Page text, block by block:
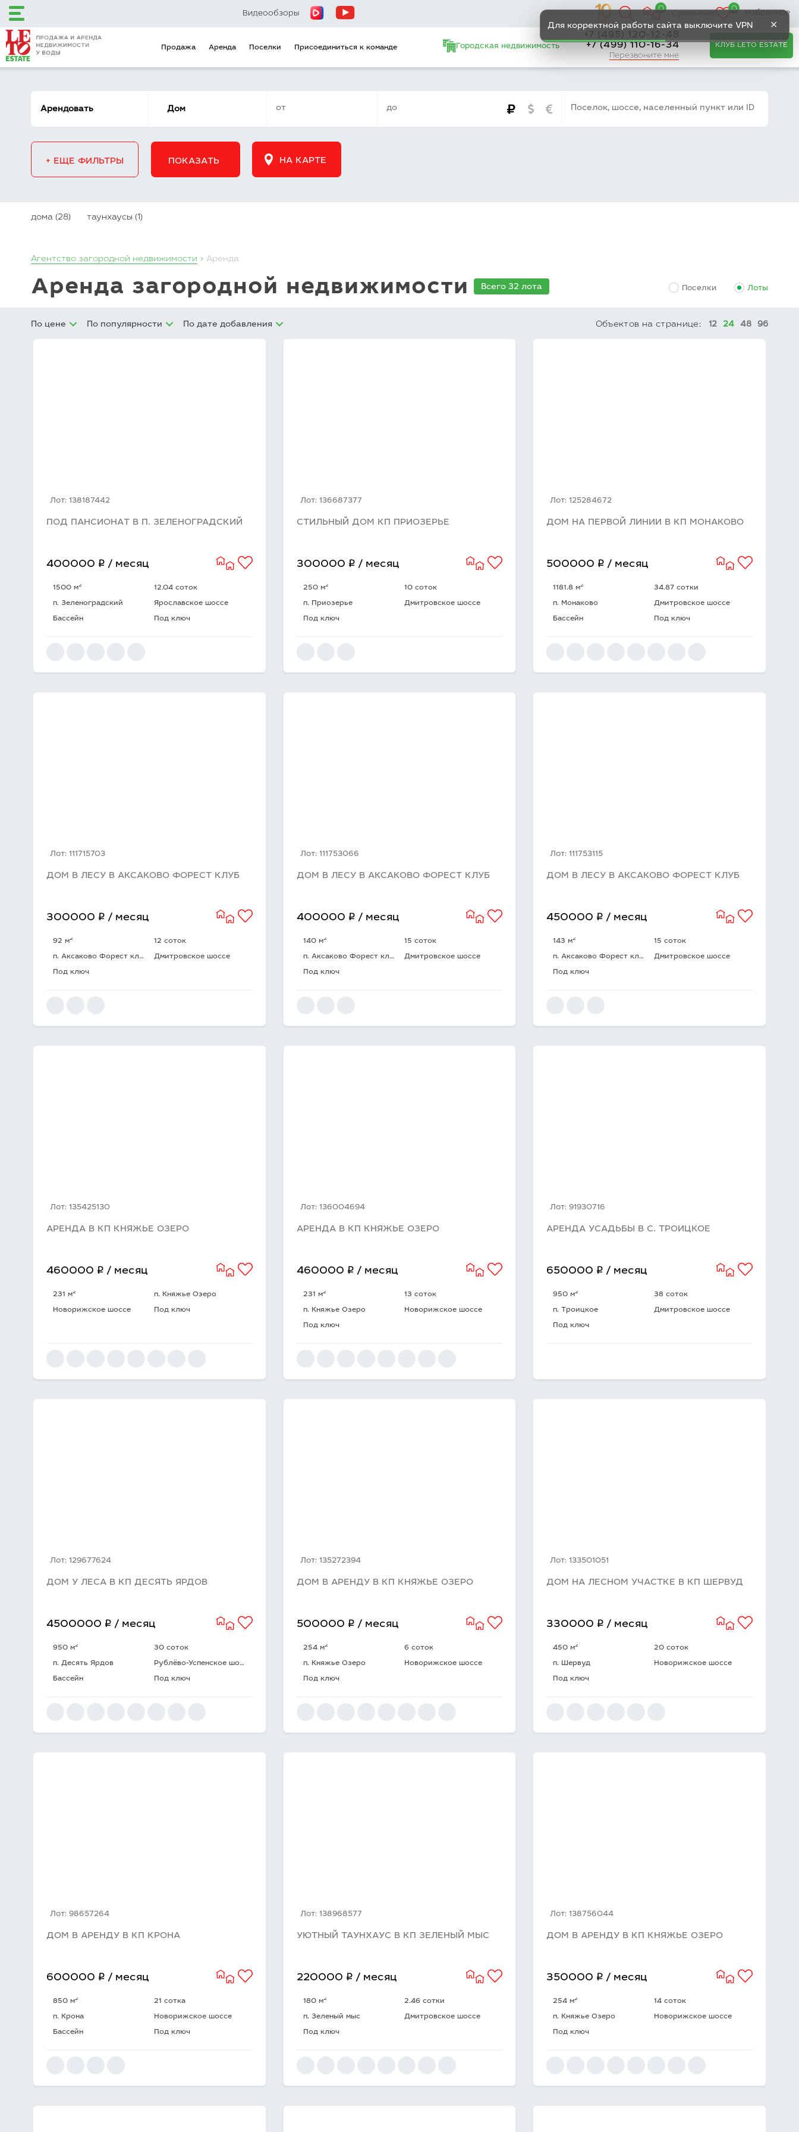
Для корректной работы сайта выключите VPN ✕
LETO Estate
предложения
Объекты на карте
Инвестиционные предложения
Видеообзоры
Наша команда
Отзывы
Видеообзоры
0 0 Избранное
Продажа Аренда Поселки Присоединиться к команде Городская недвижимость
+7 (495) 120-12-48
+7 (499) 110-16-34
Перезвоните мне
КЛУБ LETO ESTATE
+ ЕЩЕ ФИЛЬТРЫ ПОКАЗАТЬ НА КАРТЕ
дома (28) таунхаусы (1)
Агентство загородной недвижимости Аренда
Аренда загородной недвижимости Всего 32 лота Поселки Лоты
По цене По популярности По дате добавления Объектов на странице: 12 24 48 96
Лот: 138187442
ПОД ПАНСИОНАТ В П. ЗЕЛЕНОГРАДСКИЙ
400000 q / месяц
1500 м2 12.04 соток
п. Зеленоградский Ярославское шоссе
Бассейн Под ключ
Лот: 136687377
СТИЛЬНЫЙ ДОМ КП ПРИОЗЕРЬЕ
300000 q / месяц
250 м2 10 соток
п. Приозерье Дмитровское шоссе
Под ключ
Лот: 125284672
ДОМ НА ПЕРВОЙ ЛИНИИ В КП МОНАКОВО
500000 q / месяц
1181.8 м2 34.87 сотки
п. Монаково Дмитровское шоссе
Бассейн Под ключ
Лот: 111715703
ДОМ В ЛЕСУ В АКСАКОВО ФОРЕСТ КЛУБ
300000 q / месяц
92 м2 12 соток
п. Аксаково Форест клуб Дмитровское шоссе
Под ключ
Лот: 111753066
ДОМ В ЛЕСУ В АКСАКОВО ФОРЕСТ КЛУБ
400000 q / месяц
140 м2 15 соток
п. Аксаково Форест клуб Дмитровское шоссе
Под ключ
Лот: 111753115
ДОМ В ЛЕСУ В АКСАКОВО ФОРЕСТ КЛУБ
450000 q / месяц
143 м2 15 соток
п. Аксаково Форест клуб Дмитровское шоссе
Под ключ
Лот: 135425130
АРЕНДА В КП КНЯЖЬЕ ОЗЕРО
460000 q / месяц
231 м2 п. Княжье Озеро
Новорижское шоссе Под ключ
Лот: 136004694
АРЕНДА В КП КНЯЖЬЕ ОЗЕРО
460000 q / месяц
231 м2 13 соток
п. Княжье Озеро Новорижское шоссе
Под ключ
Лот: 91930716
АРЕНДА УСАДЬБЫ В С. ТРОИЦКОЕ
650000 q / месяц
950 м2 38 соток
п. Троицкое Дмитровское шоссе
Под ключ
Лот: 129677624
ДОМ У ЛЕСА В КП ДЕСЯТЬ ЯРДОВ
4500000 q / месяц
950 м2 30 соток
п. Десять Ярдов Рублёво-Успенское шоссе
Бассейн Под ключ
Лот: 135272394
ДОМ В АРЕНДУ В КП КНЯЖЬЕ ОЗЕРО
500000 q / месяц
254 м2 6 соток
п. Княжье Озеро Новорижское шоссе
Под ключ
Лот: 133501051
ДОМ НА ЛЕСНОМ УЧАСТКЕ В КП ШЕРВУД
330000 q / месяц
450 м2 20 соток
п. Шервуд Новорижское шоссе
Под ключ
Лот: 98657264
ДОМ В АРЕНДУ В КП КРОНА
600000 q / месяц
850 м2 21 сотка
п. Крона Новорижское шоссе
Бассейн Под ключ
Лот: 138968577
УЮТНЫЙ ТАУНХАУС В КП ЗЕЛЕНЫЙ МЫС
220000 q / месяц
180 м2 2.46 сотки
п. Зеленый мыс Дмитровское шоссе
Под ключ
Лот: 138756044
ДОМ В АРЕНДУ В КП КНЯЖЬЕ ОЗЕРО
350000 q / месяц
254 м2 14 соток
п. Княжье Озеро Новорижское шоссе
Под ключ